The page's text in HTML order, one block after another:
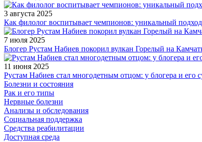
3 августа 2025
Как филолог воспитывает чемпионов: уникальный
7 июля 2025
Блогер Рустам Набиев покорил вулкан Горелый на
11 июня 2025
Рустам Набиев стал многодетным отцом: у блогера и его
Болезни и состояния
Рак и его типы
Нервные болезни
Анализы и обследования
Социальная поддержка
Средства реабилитации
Доступная среда